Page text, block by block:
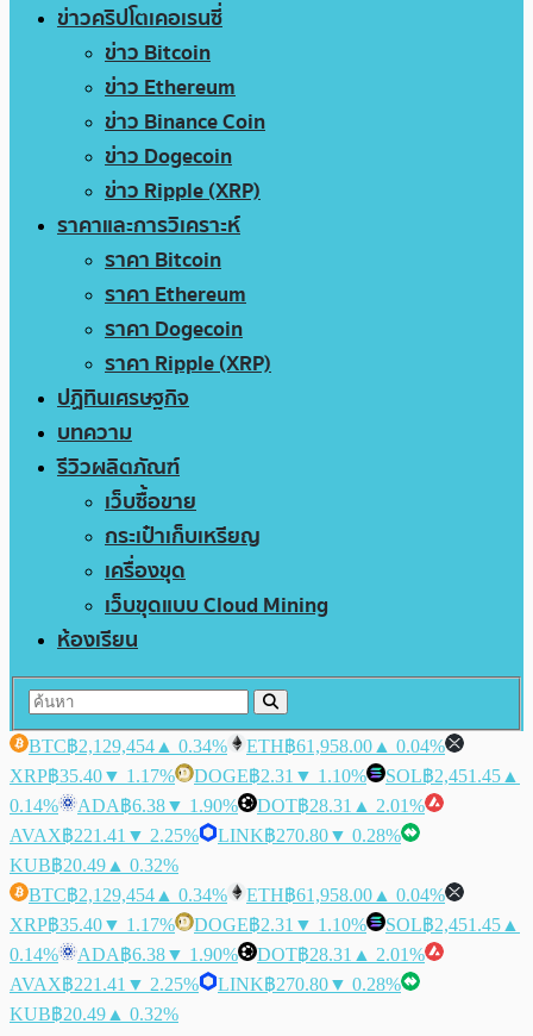
ข่าวคริปโตเคอเรนซี่
ข่าว Bitcoin
ข่าว Ethereum
ข่าว Binance Coin
ข่าว Dogecoin
ข่าว Ripple (XRP)
ราคาและการวิเคราะห์
ราคา Bitcoin
ราคา Ethereum
ราคา Dogecoin
ราคา Ripple (XRP)
ปฏิทินเศรษฐกิจ
บทความ
รีวิวผลิตภัณฑ์
เว็บซื้อขาย
กระเป๋าเก็บเหรียญ
เครื่องขุด
เว็บขุดแบบ Cloud Mining
ห้องเรียน
BTC฿2,129,454 ▲ 0.34% ETH฿61,958.00 ▲ 0.04%
XRP฿35.40▼ 1.17% DOGE฿2.31 ▼ 1.10% SOL฿2,451.45 ▲
0.14%
ADA฿6.38▼ 1.90% DOT฿28.31 ▲ 2.01%
AVAX฿221.41 ▼ 2.25% LINK฿270.80▼ 0.28%
KUB฿20.49 ▲ 0.32%
BTC฿2,129,454 ▲ 0.34% ETH฿61,958.00 ▲ 0.04%
XRP฿35.40▼ 1.17% DOGE฿2.31 ▼ 1.10% SOL฿2,451.45 ▲
0.14%
ADA฿6.38▼ 1.90% DOT฿28.31 ▲ 2.01%
AVAX฿221.41 ▼ 2.25% LINK฿270.80▼ 0.28%
KUB฿20.49 ▲ 0.32%